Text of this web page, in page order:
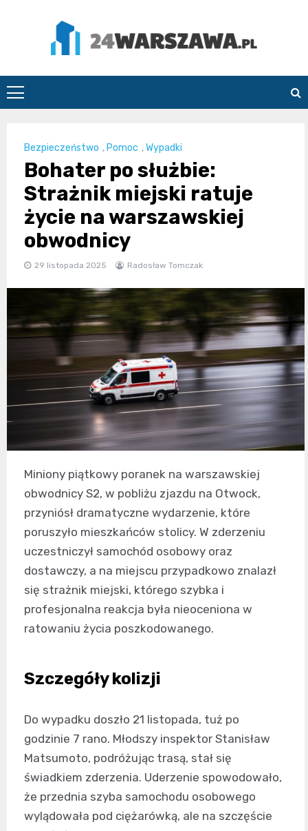
24Warszawa.pl
Bezpieczeństwo , Pomoc ,Wypadki
Bohater po służbie:
Strażnik miejski ratuje
życie na warszawskiej
obwodnicy
29 listopada 2025 Radosław Tomczak
Miniony piątkowy poranek na warszawskiej
obwodnicy S2, w pobliżu zjazdu na Otwock,
przyniósł dramatyczne wydarzenie, które
poruszyło mieszkańców stolicy. W zderzeniu
uczestniczył samochód osobowy oraz
dostawczy, a na miejscu przypadkowo znalazł
się strażnik miejski, którego szybka i
profesjonalna reakcja była nieoceniona w
ratowaniu życia poszkodowanego.
Szczegóły kolizji
Do wypadku doszło 21 listopada, tuż po
godzinie 7 rano. Młodszy inspektor Stanisław
Matsumoto, podróżując trasą, stał się
świadkiem zderzenia. Uderzenie spowodowało,
że przednia szyba samochodu osobowego
wylądowała pod ciężarówką, ale na szczęście